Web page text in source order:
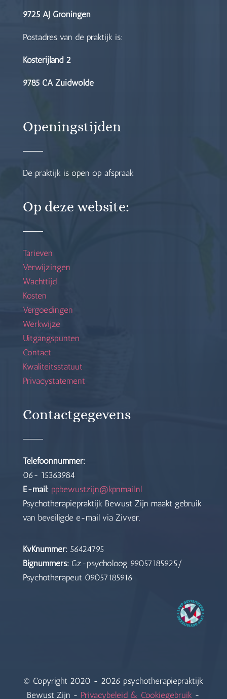
9725 AJ Groningen
Postadres van de praktijk is:
Kosterijland 2
9785 CA Zuidwolde
Openingstijden
De praktijk is open op afspraak
Op deze website:
Tarieven
Verwijzingen
Wachttijd
Kosten
Vergoedingen
Werkwijze
Uitgangspunten
Contact
Kwaliteitsstatuut
Privacystatement
Contactgegevens
Telefoonnummer:
06- 15363984
E-mail: ppbewustzijn@kpnmail.nl
Psychotherapiepraktijk Bewust Zijn maakt gebruik
van beveiligde e-mail via Zivver.
KvKnummer: 56424795
Bignummers: Gz-psycholoog 99057185925/
Psychotherapeut 09057185916
© Copyright 2020 - 2026 psychotherapiepraktijk
Bewust Zijn - Privacybeleid & Cookiegebruik -